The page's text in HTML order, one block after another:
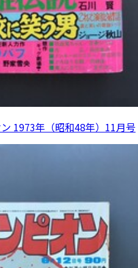
1973年（昭和48年）11月号